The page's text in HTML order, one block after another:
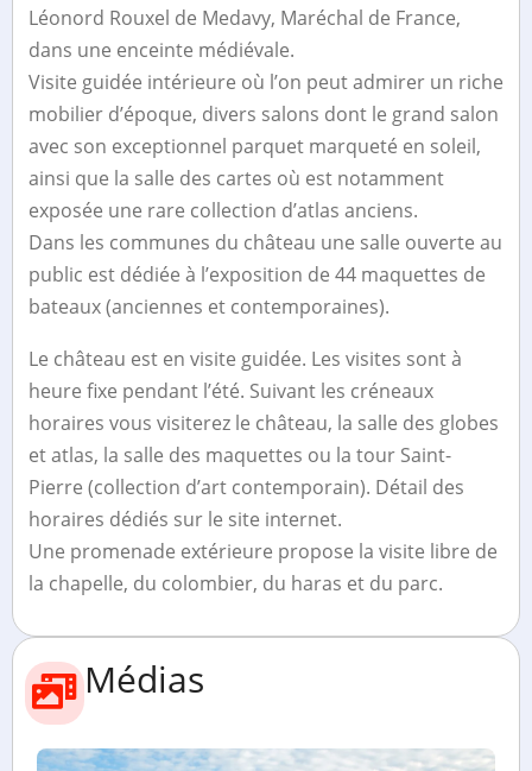
Léonord Rouxel de Medavy, Maréchal de France,
dans une enceinte médiévale.
Visite guidée intérieure où l’on peut admirer un riche
mobilier d’époque, divers salons dont le grand salon
avec son exceptionnel parquet marqueté en soleil,
ainsi que la salle des cartes où est notamment
exposée une rare collection d’atlas anciens.
Dans les communes du château une salle ouverte au
public est dédiée à l’exposition de 44 maquettes de
bateaux (anciennes et contemporaines).
Le château est en visite guidée. Les visites sont à
heure fixe pendant l’été. Suivant les créneaux
horaires vous visiterez le château, la salle des globes
et atlas, la salle des maquettes ou la tour Saint-
Pierre (collection d’art contemporain). Détail des
horaires dédiés sur le site internet.
Une promenade extérieure propose la visite libre de
la chapelle, du colombier, du haras et du parc.
Médias